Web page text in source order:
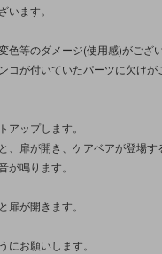
ます。
色等のダメージ(使用感)がござい
コが付いていたパーツに欠けが
ップします。
、扉が開き、ケアベアが登場す
鳴ります。
が開きます。
お願いします。